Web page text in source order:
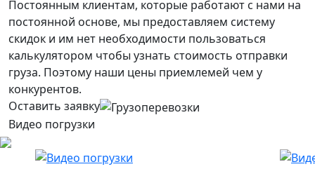
Постоянным клиентам, которые работают с нами на
постоянной основе, мы предоставляем систему
скидок и им нет необходимости пользоваться
калькулятором чтобы узнать стоимость отправки
груза. Поэтому наши цены приемлемей чем у
конкурентов.
Оставить заявку
Видео погрузки